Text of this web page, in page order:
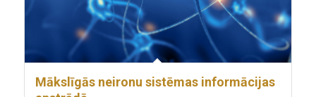
Mākslīgās neironu sistēmas informācijas